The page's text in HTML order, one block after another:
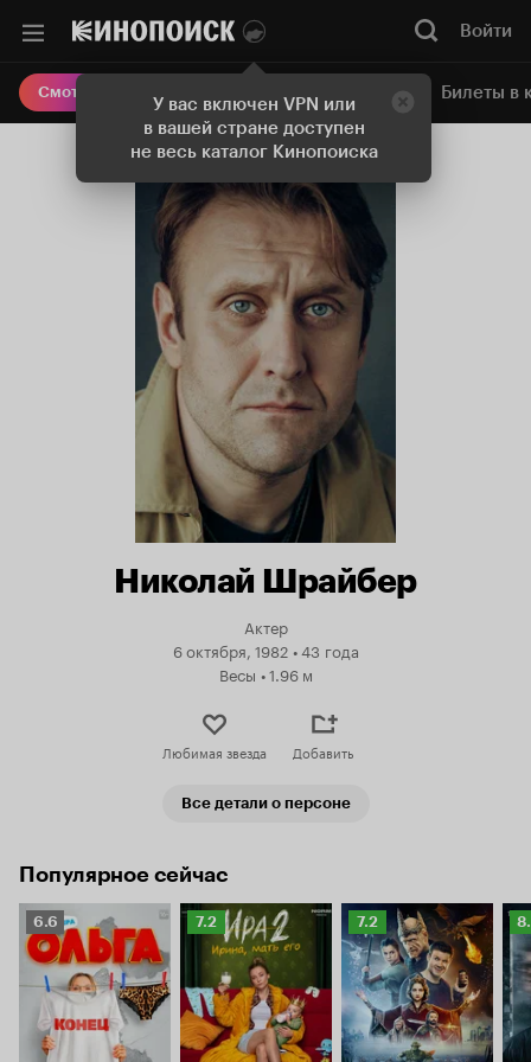
У вас включен VPN или
в вашей стране доступен
не весь каталог Кинопоиска
Войти
Смотреть кино Онлайн-кинотеатр Билеты в
Николай Шрайбер
Актер
6 октября, 1982 •43 года
Весы •1.96 м
Любимая звезда Добавить
Все детали о персоне
Популярное сейчас
Рейтинг
Кинопоиска
6.6
6.6
Рейтинг
Кинопоиска
7.2
Рейтинг
Кинопоиска
7.2
7.2